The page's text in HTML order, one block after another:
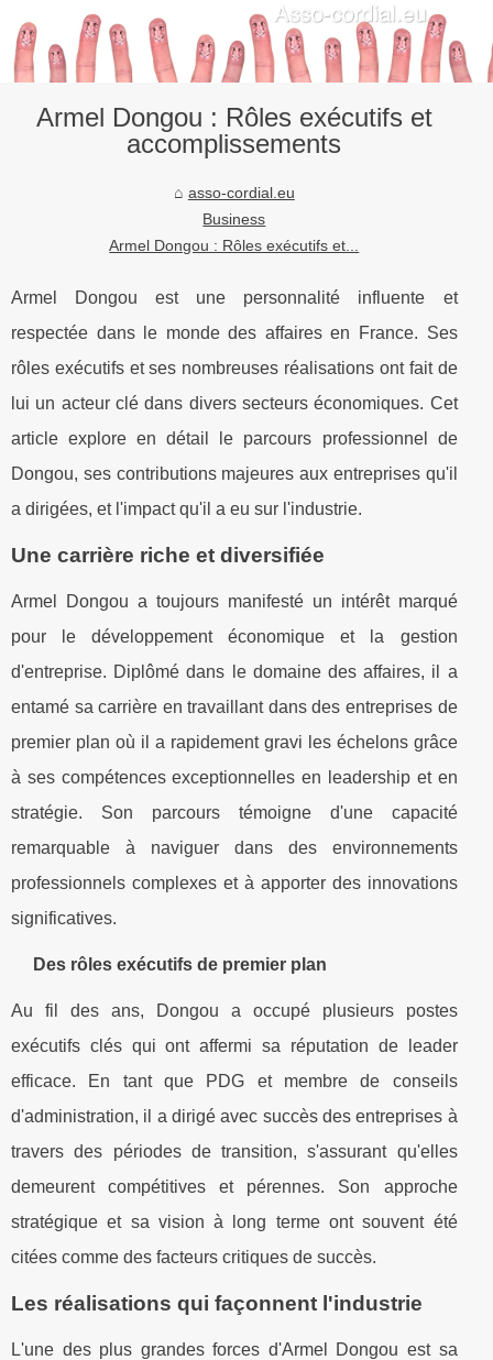
Armel Dongou : Rôles exécutifs et
accomplissements
asso-cordial.eu
Business
Armel Dongou : Rôles exécutifs et...
Armel Dongou est une personnalité influente et
respectée dans le monde des affaires en France. Ses
rôles exécutifs et ses nombreuses réalisations ont fait de
lui un acteur clé dans divers secteurs économiques. Cet
article explore en détail le parcours professionnel de
Dongou, ses contributions majeures aux entreprises qu'il
a dirigées, et l'impact qu'il a eu sur l'industrie.
Une carrière riche et diversifiée
Armel Dongou a toujours manifesté un intérêt marqué
pour le développement économique et la gestion
d'entreprise. Diplômé dans le domaine des affaires, il a
entamé sa carrière en travaillant dans des entreprises de
premier plan où il a rapidement gravi les échelons grâce
à ses compétences exceptionnelles en leadership et en
stratégie. Son parcours témoigne d'une capacité
remarquable à naviguer dans des environnements
professionnels complexes et à apporter des innovations
significatives.
Des rôles exécutifs de premier plan
Au fil des ans, Dongou a occupé plusieurs postes
exécutifs clés qui ont affermi sa réputation de leader
efficace. En tant que PDG et membre de conseils
d'administration, il a dirigé avec succès des entreprises à
travers des périodes de transition, s'assurant qu'elles
demeurent compétitives et pérennes. Son approche
stratégique et sa vision à long terme ont souvent été
citées comme des facteurs critiques de succès.
Les réalisations qui façonnent l'industrie
L'une des plus grandes forces d'Armel Dongou est sa